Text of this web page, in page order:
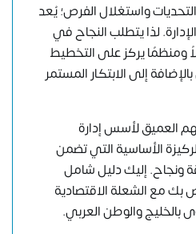
واستغلال الفرص؛ يُعد
لذا يتطلب النجاح في
ومنظمًا يركز على التخطيط
إلى الابتكار المستمر
العميق لأسس إدارة
الأساسية التي تضمن
ونجاح. إليك دليل شامل
بك معالشعلة الاقتصادية
والوطن العربي.